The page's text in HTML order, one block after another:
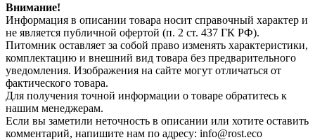
Внимание!
Информация в описании товара носит справочный характер и
не является публичной офертой (п. 2 ст. 437 ГК РФ).
Питомник оставляет за собой право изменять характеристики,
комплектацию и внешний вид товара без предварительного
уведомления. Изображения на сайте могут отличаться от
фактического товара.
Для получения точной информации о товаре обратитесь к
нашим менеджерам.
Если вы заметили неточность в описании или хотите оставить
комментарий, напишите нам по адресу: info@rost.eco